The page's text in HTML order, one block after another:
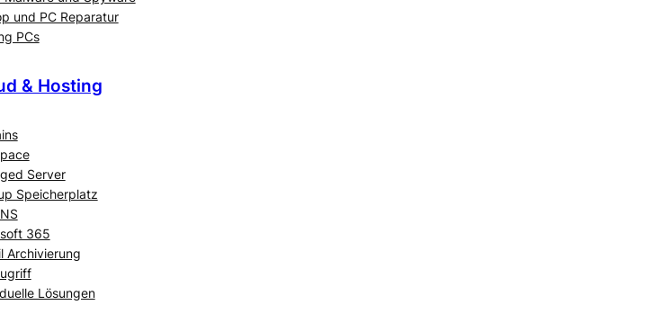
und PC Reparatur
PCs
& Hosting
Server
Speicherplatz
365
Archivierung
Lösungen